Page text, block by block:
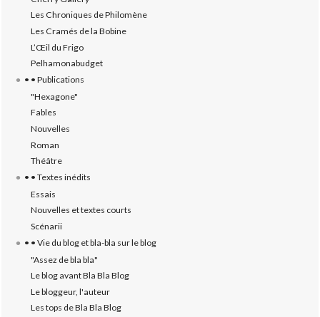
Les Chroniques de Philomène
Les Cramés de la Bobine
L’‎Œil du Frigo
Pelhamonabudget
• • Publications
"Hexagone"
Fables
Nouvelles
Roman
Théâtre
• • Textes inédits
Essais
Nouvelles et textes courts
Scénarii
• • Vie du blog et bla-bla sur le blog
"Assez de bla bla"
Le blog avant Bla Bla Blog
Le bloggeur, l'auteur
Les tops de Bla Bla Blog